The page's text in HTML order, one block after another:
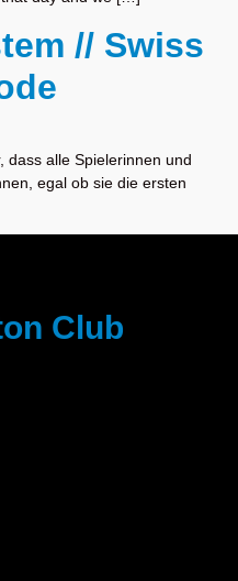
// Swiss
dass alle Spielerinnen und
egal ob sie die ersten
Club